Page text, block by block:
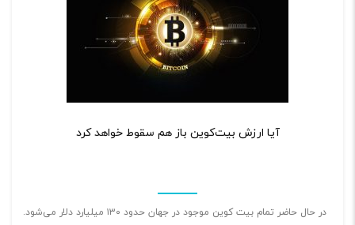
آیا ارزش بیت‌کوین باز هم سقوط خواهد کرد
در حال حاضر تمام بیت کوین موجود در جهان حدود ۱۳۰ میلیارد دلار می‌شود.